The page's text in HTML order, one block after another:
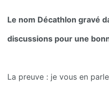
Le nom Décathlon gravé
discussions pour une
La preuve : je vous en